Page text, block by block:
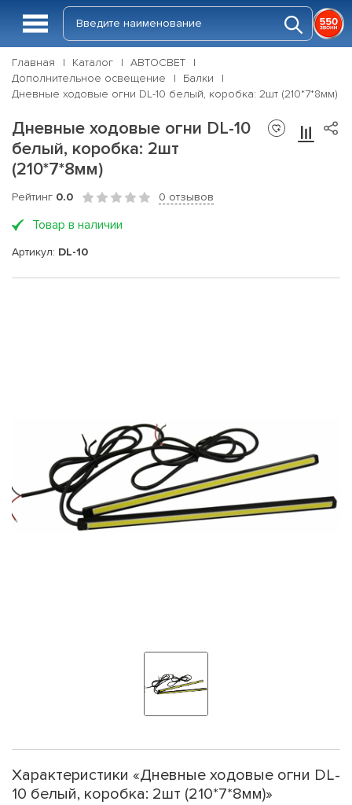
Главная Каталог
АВТОСВЕТ
Дополнительное освещение
Балки
Дневные ходовые огни DL-10 белый, коробка: 2шт (210*7*8мм)
Дневные ходовые огни DL-10
белый, коробка: 2шт
(210*7*8мм)
Рейтинг 0.0 0 отзывов
Товар в наличии
Артикул: DL-10
Характеристики «Дневные ходовые огни DL-
10 белый, коробка: 2шт (210*7*8мм)»